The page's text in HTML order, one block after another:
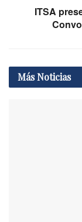
ITSA
MásNoticias